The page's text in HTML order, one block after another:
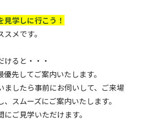
学しに行こう！
メです。
ると・・・
優先してご案内いたします。
ましたら事前にお伺いして、ご来場
スムーズにご案内いたします。
にご見学いただけます。